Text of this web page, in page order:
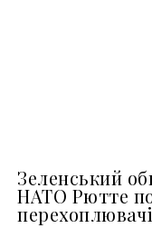
Зеленський
НАТО Рютте